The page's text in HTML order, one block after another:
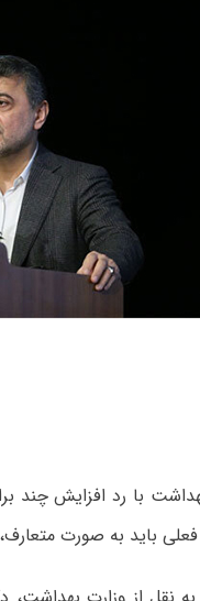
با رد افزایش چند
باید به صورت